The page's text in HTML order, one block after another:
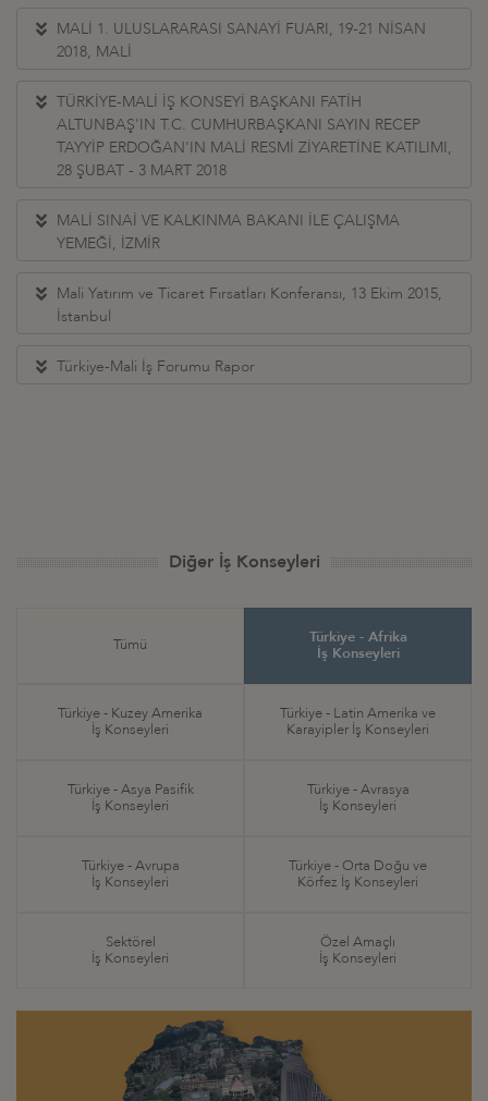
MALİ 1. ULUSLARARASI SANAYİ FUARI, 19-21 NİSAN
2018, MALİ
TÜRKİYE-MALİ İŞ KONSEYİ BAŞKANI FATİH
ALTUNBAŞ'IN T.C. CUMHURBAŞKANI SAYIN RECEP
TAYYİP ERDOĞAN'IN MALİ RESMİ ZİYARETİNE KATILIMI,
28 ŞUBAT - 3 MART 2018
MALİ SINAİ VE KALKINMA BAKANI İLE ÇALIŞMA
YEMEĞİ, İZMİR
Mali Yatırım ve Ticaret Fırsatları Konferansı, 13 Ekim 2015,
İstanbul
Türkiye-Mali İş Forumu Rapor
Diğer İş Konseyleri
Tümü
Türkiye - Afrika
İş Konseyleri
Türkiye - Kuzey Amerika
İş Konseyleri
Türkiye - Latin Amerika ve
Karayipler İş Konseyleri
Türkiye - Asya Pasifik
İş Konseyleri
Türkiye - Avrasya
İş Konseyleri
Türkiye - Avrupa
İş Konseyleri
Türkiye - Orta Doğu ve
Körfez İş Konseyleri
Sektörel
İş Konseyleri
Özel Amaçlı
İş Konseyleri